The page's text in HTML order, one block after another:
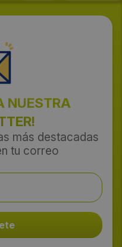
NUESTRA
más destacadas
tu correo